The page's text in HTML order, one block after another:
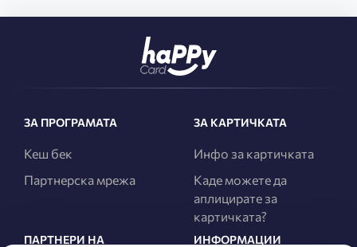
ЗА ПРОГРАМАТА
Кеш бек
Партнерска мрежа
ЗА КАРТИЧКАТА
Инфо за картичката
Каде можете да
аплицирате за
картичката?
ПАРТНЕРИ НА
ИНФОРМАЦИИ